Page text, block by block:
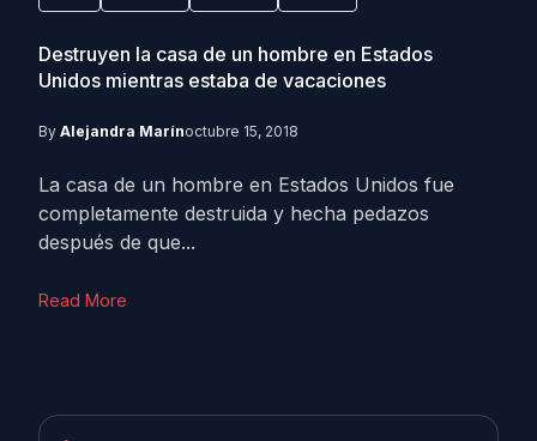
Destruyen la casa de un hombre en Estados
Unidos mientras estaba de vacaciones
By Alejandra Marínoctubre 15, 2018
La casa de un hombre en Estados Unidos fue
completamente destruida y hecha pedazos
después de que...
Read More